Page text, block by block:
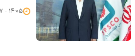
۱۴:۰۵ - ۱۷ مرداد ۱۴۰۵